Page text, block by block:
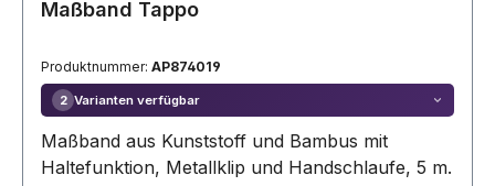
Maßband Tappo
Produktnummer: AP874019
2 Varianten verfügbar
Maßband aus Kunststoff und Bambus mit
Haltefunktion, Metallklip und Handschlaufe, 5 m.